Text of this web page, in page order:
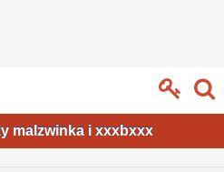
malzwinka i xxxbxxx